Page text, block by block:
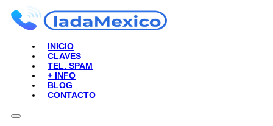
INICIO
CLAVES
TEL. SPAM
+ INFO
BLOG
CONTACTO